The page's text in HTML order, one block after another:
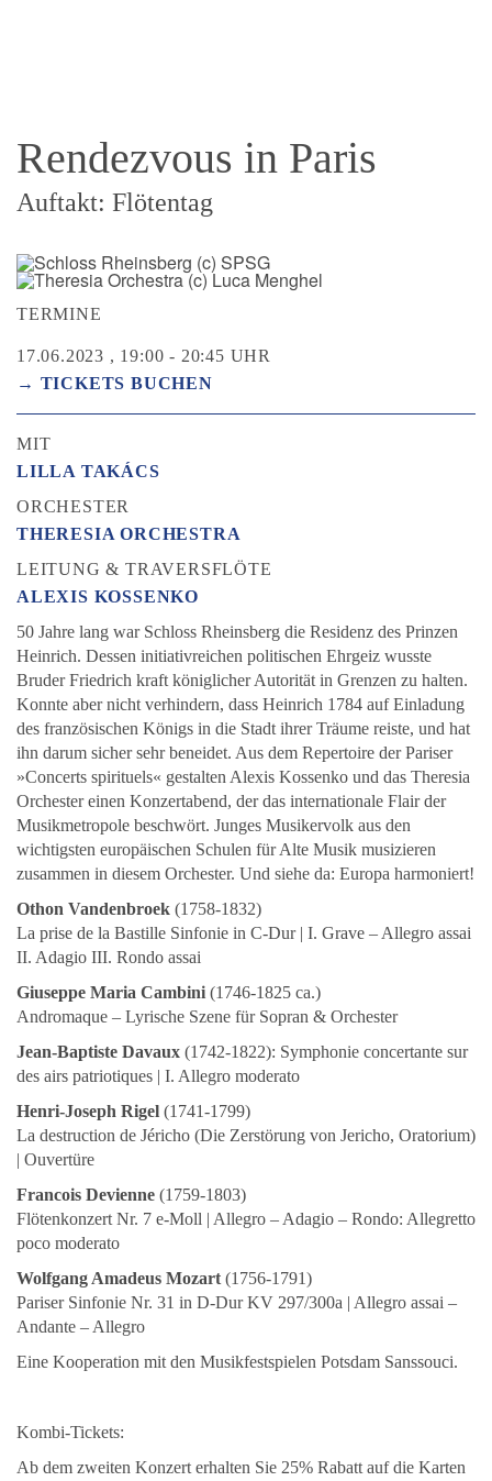
Rendezvous in Paris
Auftakt: Flötentag
TERMINE
17.06.2023 , 19:00 - 20:45 UHR
→ TICKETS BUCHEN
MIT
LILLA TAKÁCS
ORCHESTER
THERESIA ORCHESTRA
LEITUNG & TRAVERSFLÖTE
ALEXIS KOSSENKO
50 Jahre lang war Schloss Rheinsberg die Residenz des Prinzen
Heinrich. Dessen initiativreichen politischen Ehrgeiz wusste
Bruder Friedrich kraft königlicher Autorität in Grenzen zu halten.
Konnte aber nicht verhindern, dass Heinrich 1784 auf Einladung
des französischen Königs in die Stadt ihrer Träume reiste, und hat
ihn darum sicher sehr beneidet. Aus dem Repertoire der Pariser
»Concerts spirituels« gestalten Alexis Kossenko und das Theresia
Orchester einen Konzertabend, der das internationale Flair der
Musikmetropole beschwört. Junges Musikervolk aus den
wichtigsten europäischen Schulen für Alte Musik musizieren
zusammen in diesem Orchester. Und siehe da: Europa harmoniert!
Othon Vandenbroek (1758-1832)
La prise de la Bastille Sinfonie in C-Dur | I. Grave – Allegro assai
II. Adagio III. Rondo assai
Giuseppe Maria Cambini (1746-1825 ca.)
Andromaque – Lyrische Szene für Sopran & Orchester
Jean-Baptiste Davaux (1742-1822): Symphonie concertante sur
des airs patriotiques | I. Allegro moderato
Henri-Joseph Rigel (1741-1799)
La destruction de Jéricho (Die Zerstörung von Jericho, Oratorium)
| Ouvertüre
Francois Devienne (1759-1803)
Flötenkonzert Nr. 7 e-Moll | Allegro – Adagio – Rondo: Allegretto
poco moderato
Wolfgang Amadeus Mozart (1756-1791)
Pariser Sinfonie Nr. 31 in D-Dur KV 297/300a | Allegro assai –
Andante – Allegro
Eine Kooperation mit den Musikfestspielen Potsdam Sanssouci.
Kombi-Tickets:
Ab dem zweiten Konzert erhalten Sie 25% Rabatt auf die Karten